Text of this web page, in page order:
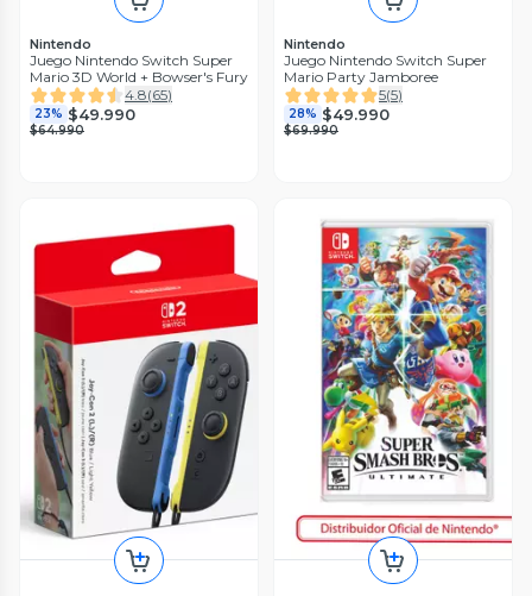
Nintendo
Juego Nintendo Switch Super
Mario 3D World + Bowser's Fury
4.8(65)
23% $49.990
$64.990
Nintendo
Juego Nintendo Switch Super
Mario Party Jamboree
5(5)
28% $49.990
$69.990